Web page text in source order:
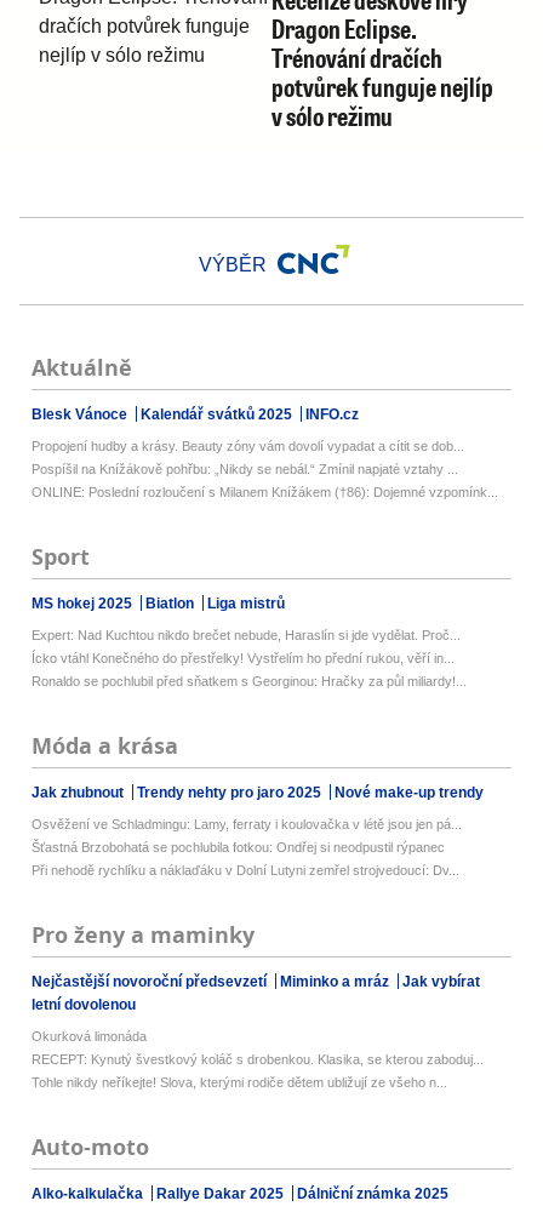
Dragon Eclipse.
Trénování dračích
potvůrek funguje nejlíp
v sólo režimu
VÝBĚR
Aktuálně
Blesk Vánoce Kalendář svátků 2025 INFO.cz
Propojení hudby a krásy. Beauty zóny vám dovolí vypadat a cítit se dob...
Pospíšil na Knížákově pohřbu: „Nikdy se nebál.“ Zmínil napjaté vztahy ...
ONLINE: Poslední rozloučení s Milanem Knížákem (†86): Dojemné vzpomínk...
Sport
MS hokej 2025 Biatlon Liga mistrů
Expert: Nad Kuchtou nikdo brečet nebude, Haraslín si jde vydělat. Proč...
Ícko vtáhl Konečného do přestřelky! Vystřelím ho přední rukou, věří in...
Ronaldo se pochlubil před sňatkem s Georginou: Hračky za půl miliardy!...
Móda a krása
Jak zhubnout Trendy nehty pro jaro 2025 Nové make-up trendy
Osvěžení ve Schladmingu: Lamy, ferraty i koulovačka v létě jsou jen pá...
Šťastná Brzobohatá se pochlubila fotkou: Ondřej si neodpustil rýpanec
Při nehodě rychlíku a náklaďáku v Dolní Lutyni zemřel strojvedoucí: Dv...
Pro ženy a maminky
Nejčastější novoroční předsevzetí Miminko a mráz
Jak vybírat
letní dovolenou
Okurková limonáda
RECEPT: Kynutý švestkový koláč s drobenkou. Klasika, se kterou zaboduj...
Tohle nikdy neříkejte! Slova, kterými rodiče dětem ubližují ze všeho n...
Auto-moto
Alko-kalkulačka Rallye Dakar 2025 Dálniční známka 2025